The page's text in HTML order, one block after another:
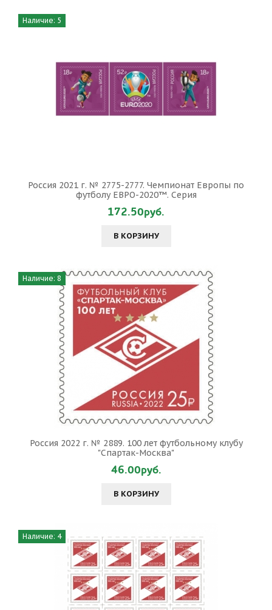
Наличие: 5
Россия 2021 г. № 2775-2777. Чемпионат Европы по
футболу ЕВРО-2020™. Серия
172.50руб.
В КОРЗИНУ
Наличие: 8
Россия 2022 г. № 2889. 100 лет футбольному клубу
"Спартак-Москва"
46.00руб.
В КОРЗИНУ
Наличие: 4